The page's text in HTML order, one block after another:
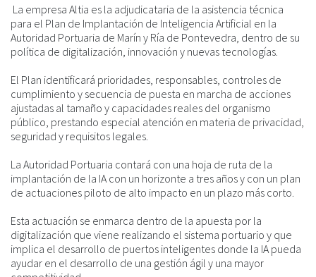
La empresa Altia es la adjudicataria de la asistencia técnica
para el Plan de Implantación de Inteligencia Artificial en la
Autoridad Portuaria de Marín y Ría de Pontevedra, dentro de su
política de digitalización, innovación y nuevas tecnologías.
El Plan identificará prioridades, responsables, controles de
cumplimiento y secuencia de puesta en marcha de acciones
ajustadas al tamaño y capacidades reales del organismo
público, prestando especial atención en materia de privacidad,
seguridad y requisitos legales.
La Autoridad Portuaria contará con una hoja de ruta de la
implantación de la IA con un horizonte a tres años y con un plan
de actuaciones piloto de alto impacto en un plazo más corto.
Esta actuación se enmarca dentro de la apuesta por la
digitalización que viene realizando el sistema portuario y que
implica el desarrollo de puertos inteligentes donde la IA pueda
ayudar en el desarrollo de una gestión ágil y una mayor